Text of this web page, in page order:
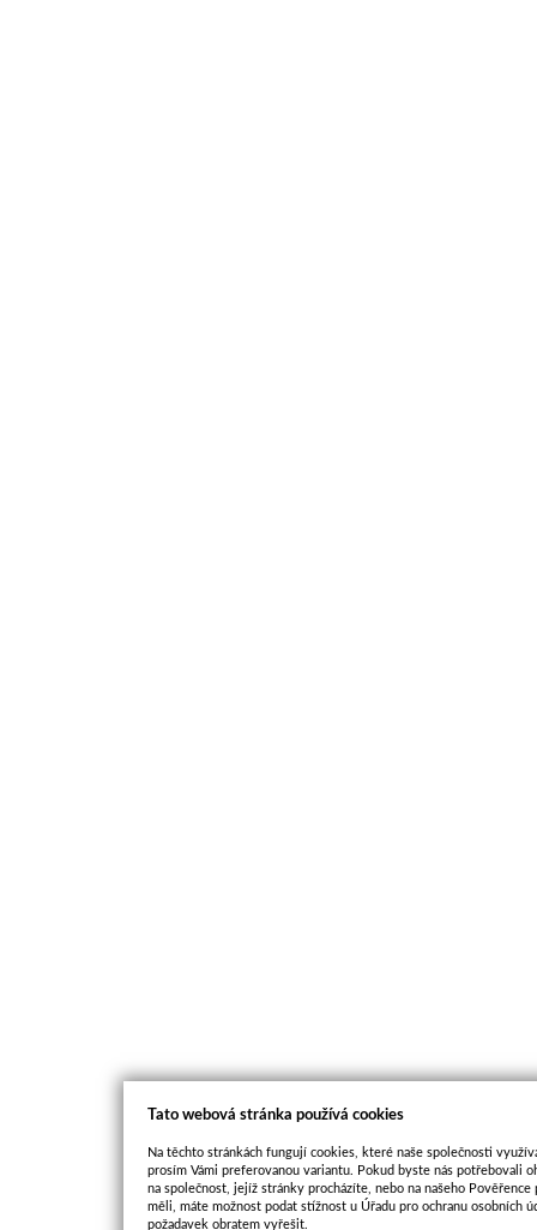
Tato webová stránka používá cookies
Na těchto stránkách fungují cookies, které naše společnosti
prosím Vámi preferovanou variantu. Pokud byste nás potřebovali
na společnost, jejíž stránky procházíte, nebo na našeho
měli, máte možnost podat stížnost u Úřadu pro ochranu osobních
požadavek obratem vyřešit.